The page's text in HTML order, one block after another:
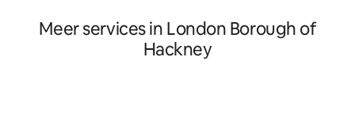
Meer services in London Borough of
Hackney